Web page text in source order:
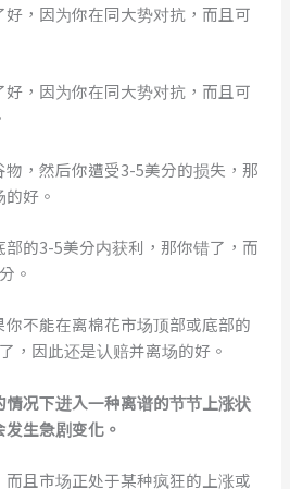
，因为你在同大势对抗，而且可
，因为你在同大势对抗，而且可
，然后你遭受3-5美分的损失，那
好。
的3-5美分内获利，那你错了，而
。
不能在离棉花市场顶部或底部的
，因此还是认赔并离场的好。
情况下进入一种离谱的节节上涨状
生急剧变化。
且市场正处于某种疯狂的上涨或